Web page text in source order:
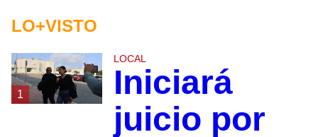
LO+VISTO
1
LOCAL
Iniciará
juicio por